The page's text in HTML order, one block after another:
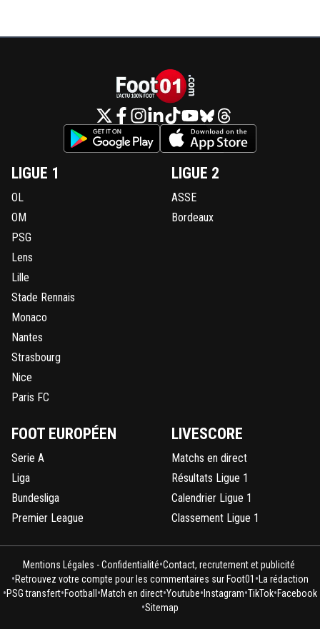
LIGUE 1
OL
OM
PSG
Lens
Lille
Stade Rennais
Monaco
Nantes
Strasbourg
Nice
Paris FC
LIGUE 2
ASSE
Bordeaux
FOOT EUROPÉEN
Serie A
Liga
Bundesliga
Premier League
LIVESCORE
Matchs en direct
Résultats Ligue 1
Calendrier Ligue 1
Classement Ligue 1
Mentions Légales - Confidentialité•Contact, recrutement et publicité
•Retrouvez votre compte pour les commentaires sur Foot01 • La rédaction
•PSG transfert•Football •Match en direct•Youtube• Instagram•TikTok•Facebook
•Sitemap